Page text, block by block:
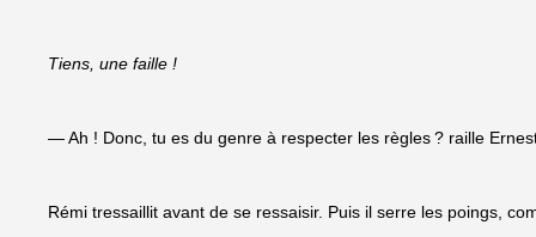
Tiens, une faille !
— Ah ! Donc, tu es du genre à respecter les règles ? raille
Rémi tressaillit avant de se ressaisir. Puis il serre les poings,